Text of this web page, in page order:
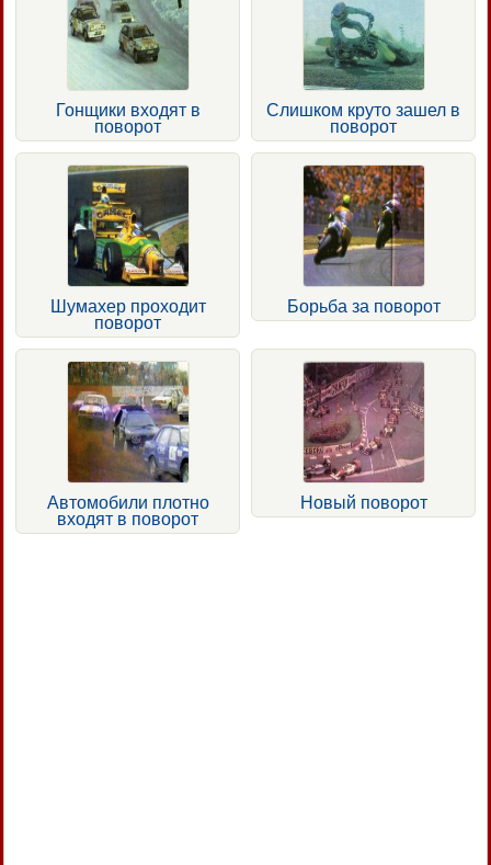
Гонщики входят в
поворот
Слишком круто зашел в
поворот
Шумахер проходит
поворот
Борьба за поворот
Автомобили плотно
входят в поворот
Новый поворот